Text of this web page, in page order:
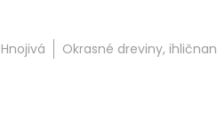
Hnojivá Okrasné dreviny,